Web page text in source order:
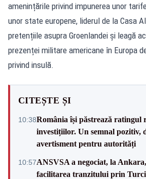
amenințările privind impunerea unor
unor state europene, liderul de la Casa
pretențiile asupra Groenlandei și leagă
prezenței militare americane în Europa
privind insulă.
CITEȘTE ȘI
10:38România își păstrează ratingul
investițiilor. Un semnal pozitiv,
avertisment pentru autorități
10:57ANSVSA a negociat, la
facilitarea tranzitului prin